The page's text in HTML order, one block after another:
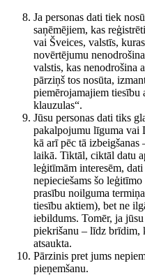
Ja personas dati tiek
saņēmējiem, kas
vai Šveices, valstīs,
novērtējumu
valstis, kas nenodrošina
pārziņš tos nosūta,
piemērojamajiem tiesību
klauzulas“.
Jūsu personas dati tiks
pakalpojumu līguma vai
kā arī pēc tā
laikā. Tiktāl, ciktāl datu
leģitīmām interesēm,
nepieciešams šo
prasību noilguma
tiesību aktiem), bet ne
iebildums. Tomēr, ja
piekrišanu – līdz brīdim,
atsaukta.
Pārzinis pret jums
pieņemšanu.